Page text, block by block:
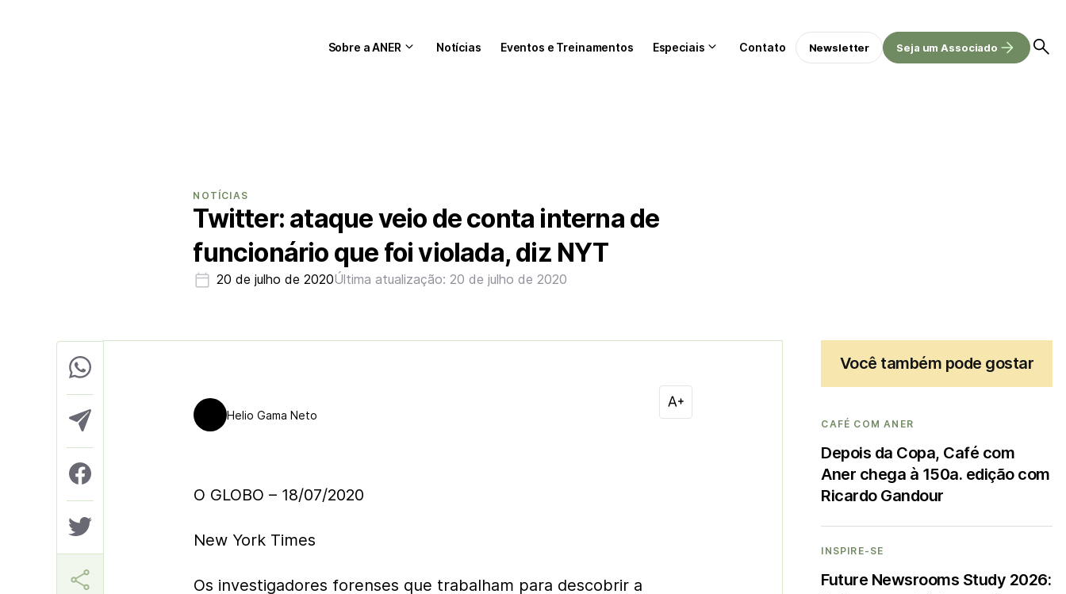
Sobre a ANER Notícias Eventos e Treinamentos Especiais Contato Newsletter Seja um Associado
NOTÍCIAS
Twitter: ataque veio de conta interna de
funcionário que foi violada, diz NYT
20 de julho de 2020Última atualização: 20 de julho de 2020
Helio Gama Neto
O GLOBO – 18/07/2020
New York Times
Os investigadores forenses que trabalham para descobrir a
Você também pode gostar
CAFÉ COM ANER
Depois da Copa, Café com
Aner chega à 150a. edição com
Ricardo Gandour
INSPIRE-SE
Future Newsrooms Study 2026: